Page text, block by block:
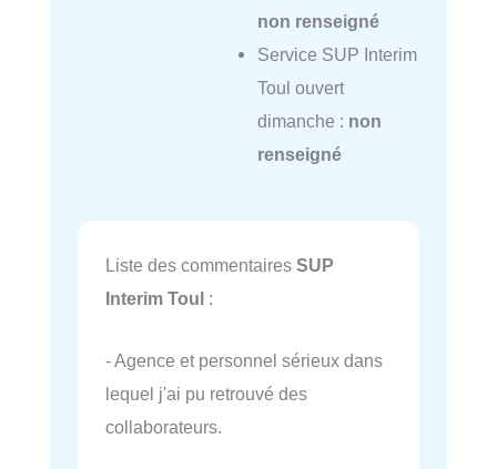
non renseigné
Service SUP Interim
Toul ouvert
dimanche : non
renseigné
Liste des commentaires SUP
Interim Toul :
- Agence et personnel sérieux dans
lequel j'ai pu retrouvé des
collaborateurs.